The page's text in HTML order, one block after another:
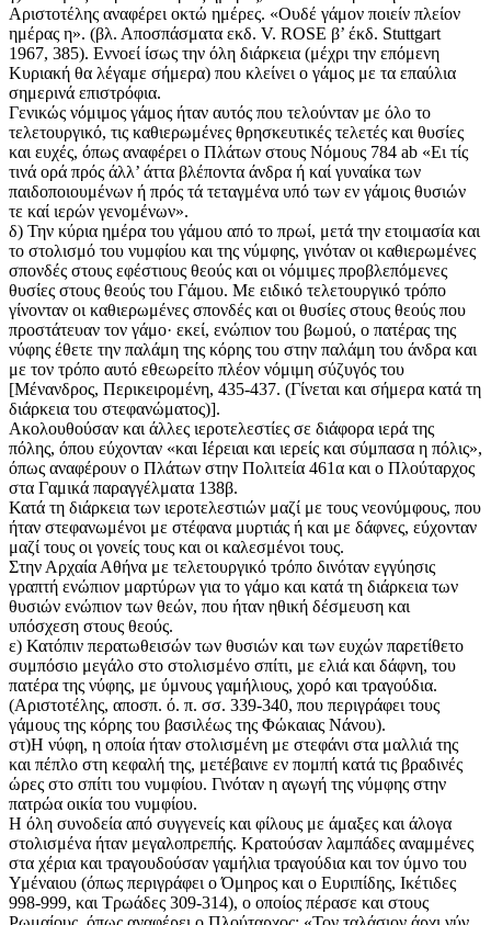
Αριστοτέλης αναφέρει οκτώ ημέρες. «Ουδέ γάμον ποιείν πλείον
ημέρας η». (βλ. Αποσπάσματα εκδ. V. ROSE β’ έκδ. Stuttgart
1967, 385). Εννοεί ίσως την όλη διάρκεια (μέχρι την επόμενη
Κυριακή θα λέγαμε σήμερα) που κλείνει ο γάμος με τα επαύλια
σημερινά επιστρόφια.
Γενικώς νόμιμος γάμος ήταν αυτός που τελούνταν με όλο το
τελετουργικό, τις καθιερωμένες θρησκευτικές τελετές και θυσίες
και ευχές, όπως αναφέρει ο Πλάτων στους Νόμους 784 ab «Ει τίς
τινά ορά πρός άλλ’ άττα βλέποντα άνδρα ή καί γυναίκα των
παιδοποιουμένων ή πρός τά τεταγμένα υπό των εν γάμοις θυσιών
τε καί ιερών γενομένων».
δ) Την κύρια ημέρα του γάμου από το πρωί, μετά την ετοιμασία και
το στολισμό του νυμφίου και της νύμφης, γινόταν οι καθιερωμένες
σπονδές στους εφέστιους θεούς και οι νόμιμες προβλεπόμενες
θυσίες στους θεούς του Γάμου. Με ειδικό τελετουργικό τρόπο
γίνονταν οι καθιερωμένες σπονδές και οι θυσίες στους θεούς που
προστάτευαν τον γάμο· εκεί, ενώπιον του βωμού, ο πατέρας της
νύφης έθετε την παλάμη της κόρης του στην παλάμη του άνδρα και
με τον τρόπο αυτό εθεωρείτο πλέον νόμιμη σύζυγός του
[Μένανδρος, Περικειρομένη, 435-437. (Γίνεται και σήμερα κατά τη
διάρκεια του στεφανώματος)].
Ακολουθούσαν και άλλες ιεροτελεστίες σε διάφορα ιερά της
πόλης, όπου εύχονταν «και Ιέρειαι και ιερείς και σύμπασα η πόλις»,
όπως αναφέρουν ο Πλάτων στην Πολιτεία 461α και ο Πλούταρχος
στα Γαμικά παραγγέλματα 138β.
Κατά τη διάρκεια των ιεροτελεστιών μαζί με τους νεονύμφους, που
ήταν στεφανωμένοι με στέφανα μυρτιάς ή και με δάφνες, εύχονταν
μαζί τους οι γονείς τους και οι καλεσμένοι τους.
Στην Αρχαία Αθήνα με τελετουργικό τρόπο δινόταν εγγύησις
γραπτή ενώπιον μαρτύρων για το γάμο και κατά τη διάρκεια των
θυσιών ενώπιον των θεών, που ήταν ηθική δέσμευση και
υπόσχεση στους θεούς.
ε) Κατόπιν περατωθεισών των θυσιών και των ευχών παρετίθετο
συμπόσιο μεγάλο στο στολισμένο σπίτι, με ελιά και δάφνη, του
πατέρα της νύφης, με ύμνους γαμήλιους, χορό και τραγούδια.
(Αριστοτέλης, αποσπ. ό. π. σσ. 339-340, που περιγράφει τους
γάμους της κόρης του βασιλέως της Φώκαιας Νάνου).
στ)Η νύφη, η οποία ήταν στολισμένη με στεφάνι στα μαλλιά της
και πέπλο στη κεφαλή της, μετέβαινε εν πομπή κατά τις βραδινές
ώρες στο σπίτι του νυμφίου. Γινόταν η αγωγή της νύμφης στην
πατρώα οικία του νυμφίου.
Η όλη συνοδεία από συγγενείς και φίλους με άμαξες και άλογα
στολισμένα ήταν μεγαλοπρεπής. Κρατούσαν λαμπάδες αναμμένες
στα χέρια και τραγουδούσαν γαμήλια τραγούδια και τον ύμνο του
Υμέναιου (όπως περιγράφει ο Όμηρος και ο Ευριπίδης, Ικέτιδες
998-999, και Τρωάδες 309-314), ο οποίος πέρασε και στους